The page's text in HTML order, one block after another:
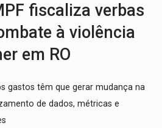
fiscaliza verbas
à violência
em RO
gastos têm que gerar mudança na
de dados, métricas e